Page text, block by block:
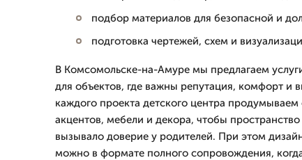
подбор материалов для безопасной и
подготовка чертежей, схем и
В Комсомольске-на-Амуре мы предлагаем
для объектов, где важны репутация, комфорт и
каждого проекта детского центра продумываем
акцентов, мебели и декора, чтобы
вызывало доверие у родителей. При этом
можно в формате полного сопровождения,